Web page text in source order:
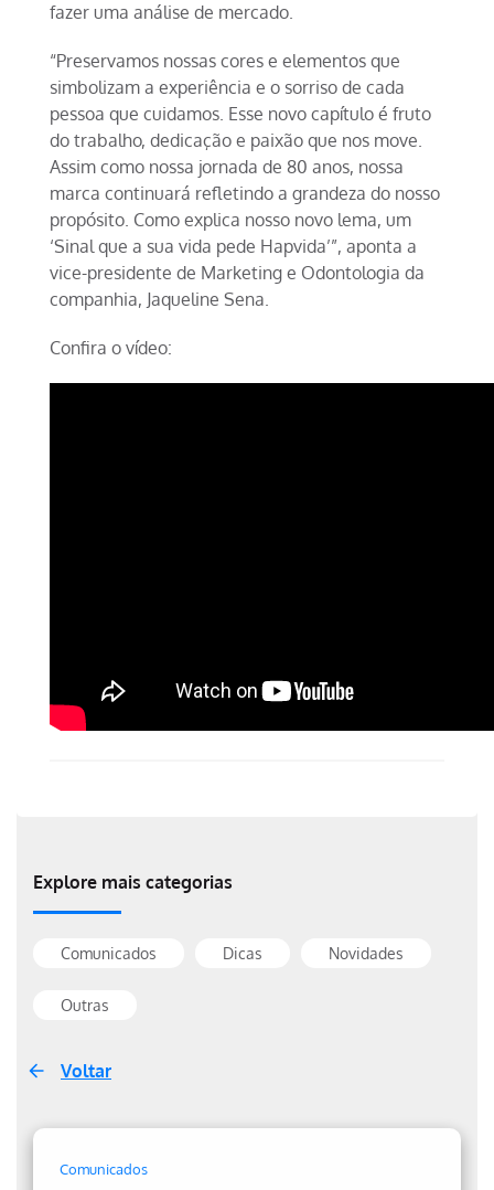
fazer uma análise de mercado.
“Preservamos nossas cores e elementos que
simbolizam a experiência e o sorriso de cada
pessoa que cuidamos. Esse novo capítulo é fruto
do trabalho, dedicação e paixão que nos move.
Assim como nossa jornada de 80 anos, nossa
marca continuará refletindo a grandeza do nosso
propósito. Como explica nosso novo lema, um
‘Sinal que a sua vida pede Hapvida’”, aponta a
vice-presidente de Marketing e Odontologia da
companhia, Jaqueline Sena.
Confira o vídeo:
Explore mais categorias
Comunicados Dicas Novidades
Outras
Voltar
Comunicados